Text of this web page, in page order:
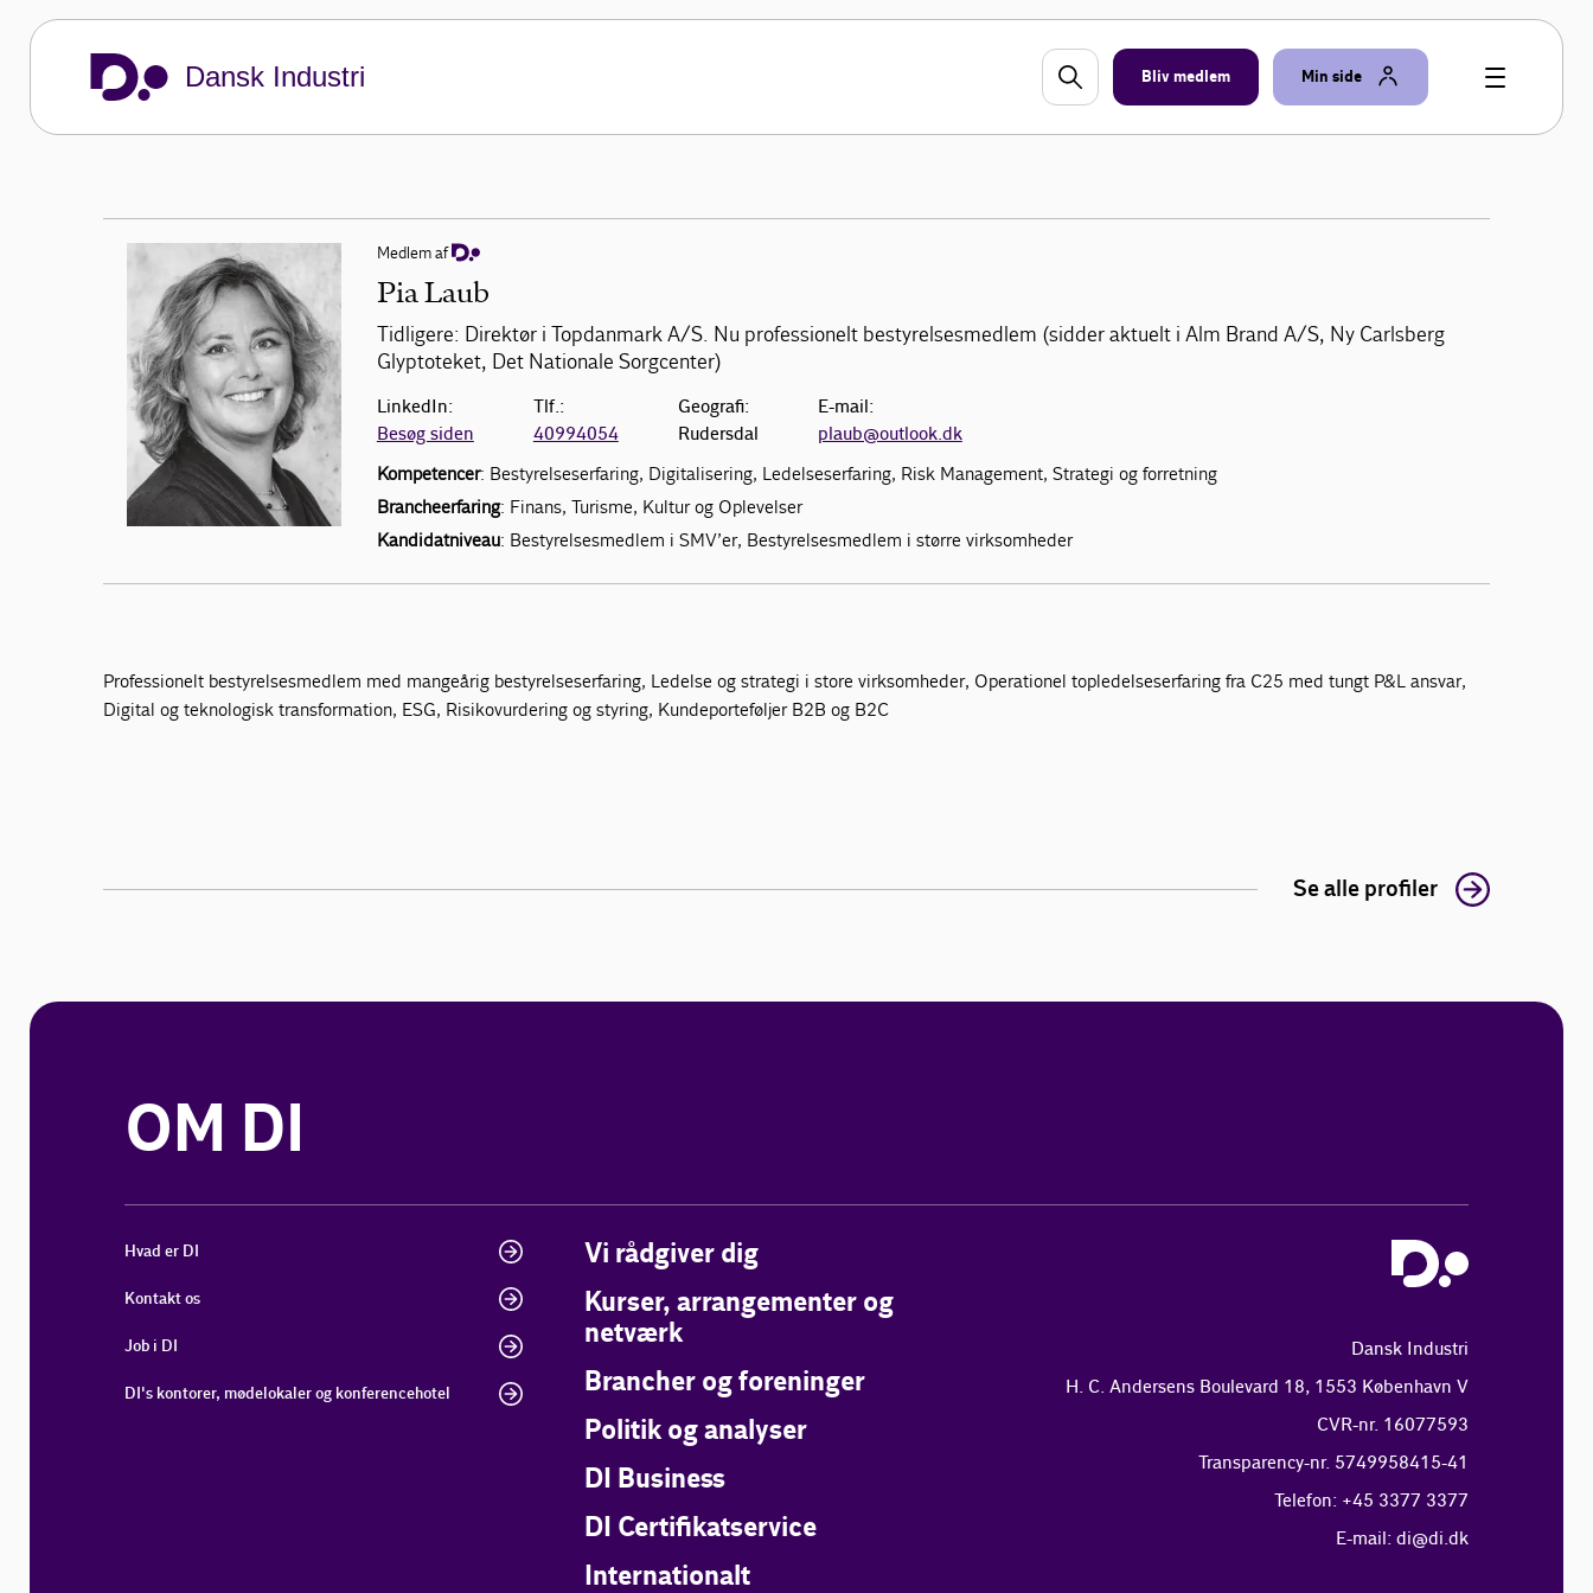
Dansk Industri Bliv medlem Min side
Medlem af
Pia Laub
Tidligere: Direktør i Topdanmark A/S. Nu professionelt bestyrelsesmedlem (sidder aktuelt i Alm Brand A/S, Ny Carlsberg
Glyptoteket, Det Nationale Sorgcenter)
LinkedIn:
Besøg siden
Tlf.:
40994054
Geografi:
Rudersdal
E-mail:
plaub@outlook.dk
Kompetencer: Bestyrelseserfaring, Digitalisering, Ledelseserfaring, Risk Management, Strategi og forretning
Brancheerfaring: Finans, Turisme, Kultur og Oplevelser
Kandidatniveau: Bestyrelsesmedlem i SMV’er, Bestyrelsesmedlem i større virksomheder
Professionelt bestyrelsesmedlem med mangeårig bestyrelseserfaring, Ledelse og strategi i store virksomheder, Operationel topledelseserfaring fra C25 med tungt P&L ansvar,
Digital og teknologisk transformation, ESG, Risikovurdering og styring, Kundeporteføljer B2B og B2C
Se alle profiler
OM DI
Hvad er DI
Kontakt os
Job i DI
DI's kontorer, mødelokaler og konferencehotel
Vi rådgiver dig
Kurser, arrangementer og
netværk
Brancher og foreninger
Politik og analyser
DI Business
DI Certifikatservice
Internationalt
Dansk Industri
H. C. Andersens Boulevard 18, 1553 København V
CVR-nr. 16077593
Transparency-nr. 5749958415-41
Telefon: +45 3377 3377
E-mail: di@di.dk